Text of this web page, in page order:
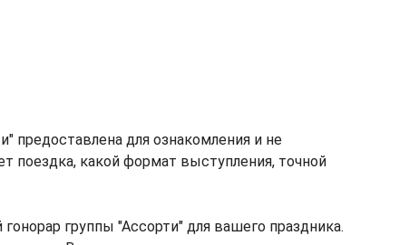
предоставлена для ознакомления и не
поездка, какой формат выступления, точной
группы "Ассорти" для вашего праздника.